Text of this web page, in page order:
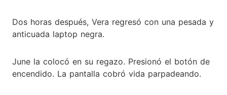
Dos horas después, Vera regresó con una pesada y
anticuada laptop negra.
June la colocó en su regazo. Presionó el botón de
encendido. La pantalla cobró vida parpadeando.